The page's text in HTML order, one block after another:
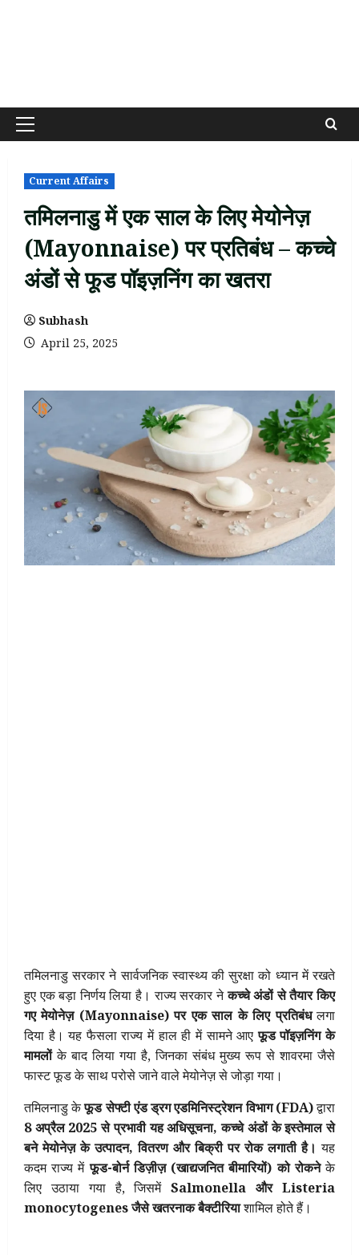
Primary
Current Affairs
तमिलनाडु में एक साल के लिए मेयोनेज़
(Mayonnaise) पर प्रतिबंध – कच्चे
अंडों से फूड पॉइज़निंग का खतरा
Subhash
April 25, 2025
तमिलनाडु सरकार ने सार्वजनिक स्वास्थ्य की सुरक्षा को ध्यान में रखते
हुए एक बड़ा निर्णय लिया है। राज्य सरकार नेकच्चे अंडों से तैयार किए
गए मेयोनेज़ (Mayonnaise) पर एक साल के लिए प्रतिबंधलगा
दिया है। यह फैसला राज्य में हाल ही में सामने आएफूड पॉइज़निंग के
मामलोंके बाद लिया गया है, जिनका संबंध मुख्य रूप से शावरमा जैसे
फास्ट फूड के साथ परोसे जाने वाले मेयोनेज़ से जोड़ा गया।
तमिलनाडु केफूड सेफ्टी एंड ड्रग एडमिनिस्ट्रेशन विभाग (FDA)द्वारा
8 अप्रैल 2025 से प्रभावी यह अधिसूचना, कच्चे अंडों के इस्तेमाल से
बने मेयोनेज़ के उत्पादन, वितरण और बिक्री पर रोक लगाती है। यह
कदम राज्य मेंफूड-बोर्न डिज़ीज़ (खाद्यजनित बीमारियों) को रोकनेके
लिए उठाया गया है, जिसमेंSalmonella और Listeria
monocytogenes जैसे खतरनाक बैक्टीरियाशामिल होते हैं।